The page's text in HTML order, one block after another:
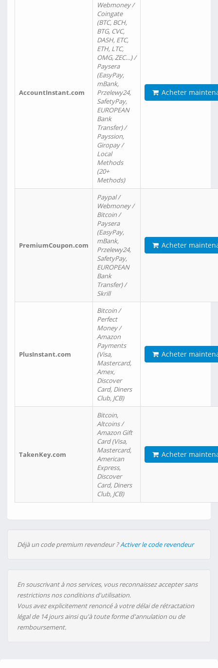
AccountInstant.com
Webmoney /
Coingate
(BTC, BCH,
BTG, CVC,
DASH, ETC,
ETH, LTC,
OMG, ZEC…) /
Paysera
(EasyPay,
mBank,
Przelewy24,
SafetyPay,
EUROPEAN
Bank
Transfer) /
Payssion,
Giropay /
Local
Methods
(20+
Methods)
Acheter
PremiumCoupon.com
Paypal /
Webmoney /
Bitcoin /
Paysera
(EasyPay,
mBank,
Przelewy24,
SafetyPay,
EUROPEAN
Bank
Transfer) /
Skrill
Acheter
PlusInstant.com
Bitcoin /
Perfect
Money /
Amazon
Payments
(Visa,
Mastercard,
Amex,
Discover
Card, Diners
Club, JCB)
Acheter
TakenKey.com
Bitcoin,
Altcoins /
Amazon Gift
Card (Visa,
Mastercard,
American
Express,
Discover
Card, Diners
Club, JCB)
Acheter
Déjà un code premium revendeur ?Activer le code revendeur
En souscrivant à nos services, vous reconnaissez accepter sans
restrictions nos conditions d'utilisation.
Vous avez explicitement renoncé à votre délai de rétractation
légal de 14 jours ainsi qu'à toute forme d'annulation ou de
remboursement.